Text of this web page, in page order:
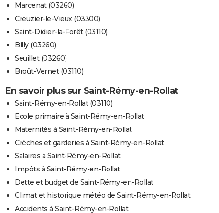
Marcenat (03260)
Creuzier-le-Vieux (03300)
Saint-Didier-la-Forêt (03110)
Billy (03260)
Seuillet (03260)
Broût-Vernet (03110)
En savoir plus sur Saint-Rémy-en-Rollat
Saint-Rémy-en-Rollat (03110)
Ecole primaire à Saint-Rémy-en-Rollat
Maternités à Saint-Rémy-en-Rollat
Crèches et garderies à Saint-Rémy-en-Rollat
Salaires à Saint-Rémy-en-Rollat
Impôts à Saint-Rémy-en-Rollat
Dette et budget de Saint-Rémy-en-Rollat
Climat et historique météo de Saint-Rémy-en-Rollat
Accidents à Saint-Rémy-en-Rollat